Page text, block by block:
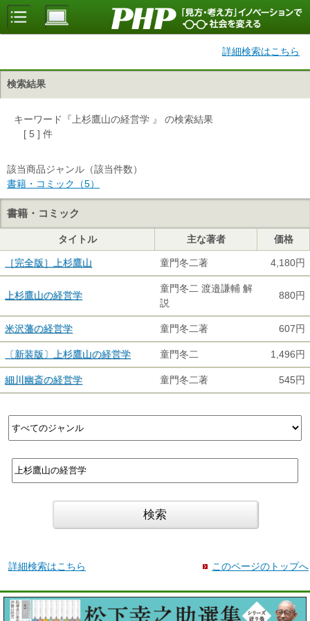
詳細検索はこちら
検索結果
キーワード『上杉鷹山の経営学 』 の検索結果
[ 5 ] 件
該当商品ジャンル（該当件数）
書籍・コミック（5）
書籍・コミック
タイトル 主な著者 価格
［完全版］上杉鷹山 童門冬二著 4,180円
上杉鷹山の経営学
童門冬二 渡邉謙輔 解
説
880円
米沢藩の経営学 童門冬二著 607円
〔新装版〕上杉鷹山の経営学 童門冬二 1,496円
細川幽斎の経営学 童門冬二著 545円
詳細検索はこちら このページのトップへ